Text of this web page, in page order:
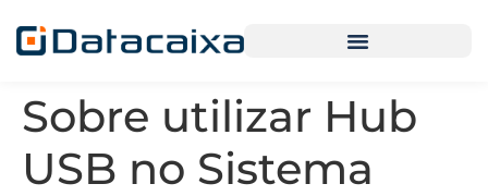
Sobre utilizar Hub
USB no Sistema